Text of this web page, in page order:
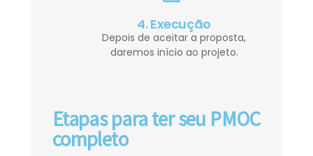
4. Execução
Depois de aceitar a proposta,
daremos início ao projeto.
Etapas para ter seu PMOC
completo